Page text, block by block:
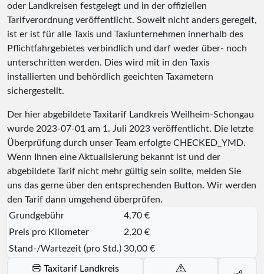
oder Landkreisen festgelegt und in der offiziellen
Tarifverordnung veröffentlicht. Soweit nicht anders geregelt,
ist er ist für alle Taxis und Taxiunternehmen innerhalb des
Pflichtfahrgebietes verbindlich und darf weder über- noch
unterschritten werden. Dies wird mit in den Taxis
installierten und behördlich geeichten Taxametern
sichergestellt.
Der hier abgebildete Taxitarif Landkreis Weilheim-Schongau
wurde 2023-07-01 am 1. Juli 2023 veröffentlicht. Die letzte
Überprüfung durch unser Team erfolgte CHECKED_YMD.
Wenn Ihnen eine Aktualisierung bekannt ist und der
abgebildete Tarif nicht mehr gültig sein sollte, melden Sie
uns das gerne über den entsprechenden Button. Wir werden
den Tarif dann umgehend überprüfen.
Grundgebühr
4,70 €
Preis pro Kilometer
2,20 €
Stand-/Wartezeit (pro Std.) 30,00 €
Taxitarif Landkreis